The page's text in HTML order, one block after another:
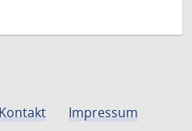
Kontakt
Impressum